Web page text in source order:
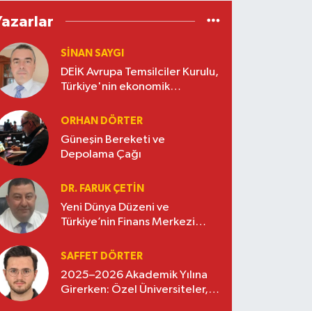
SINAN SAYGI
DEİK Avrupa Temsilciler Kurulu,
Türkiye'nin ekonomik
oluşturuyor
ORHAN DÖRTER
Güneşin Bereketi ve
Depolama Çağı
DR. FARUK ÇETİN
Yeni Dünya Düzeni ve
Türkiye’nin Finans Merkezi
SAFFET DÖRTER
2025–2026 Akademik Yılına
Girerken: Özel Üniversiteler,